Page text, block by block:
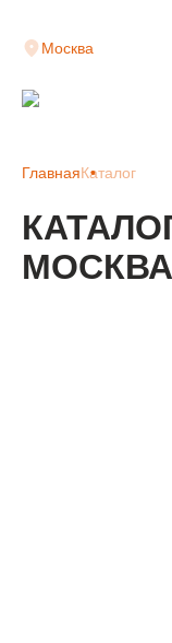
Москва
ГлавнаяКаталог
МОСКВА